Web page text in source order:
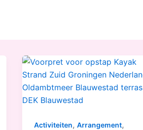
Activiteiten,Arrangement,